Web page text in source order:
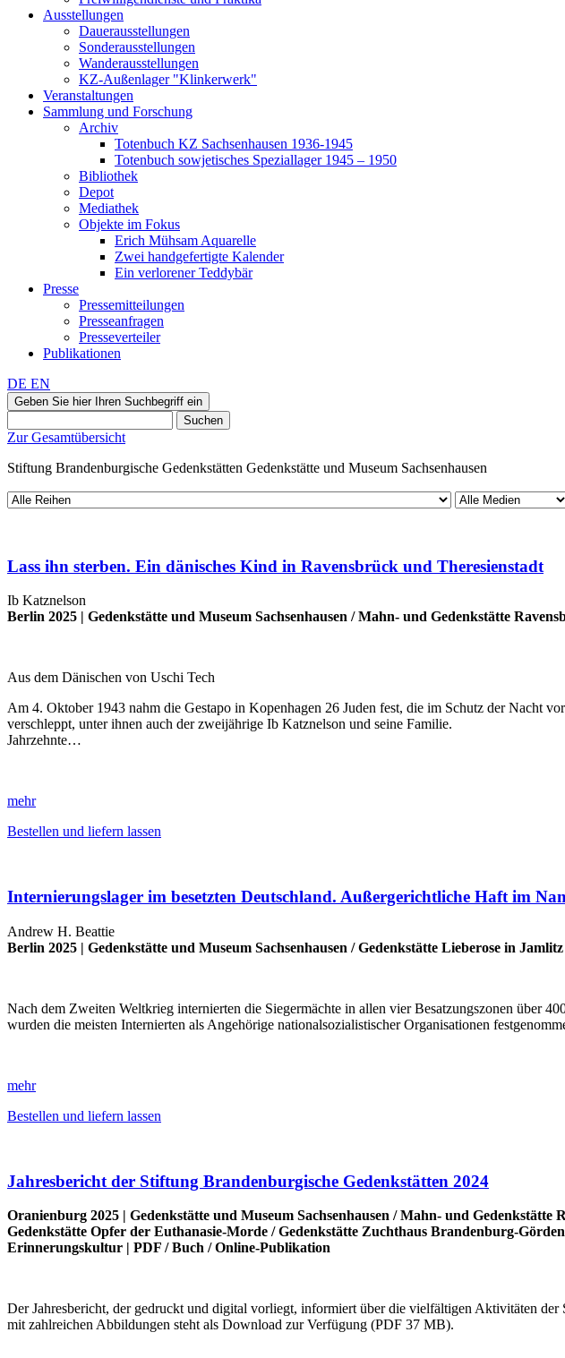
Ausstellungen
Dauerausstellungen
Sonderausstellungen
Wanderausstellungen
KZ-Außenlager "Klinkerwerk"
Veranstaltungen
Sammlung und Forschung
Archiv
Totenbuch KZ Sachsenhausen 1936-1945
Totenbuch sowjetisches Speziallager 1945 – 1950
Bibliothek
Depot
Mediathek
Objekte im Fokus
Erich Mühsam Aquarelle
Zwei handgefertigte Kalender
Ein verlorener Teddybär
Presse
Pressemitteilungen
Presseanfragen
Presseverteiler
Publikationen
DE EN
Geben Sie hier Ihren Suchbegriff ein
Suchen
Zur Gesamtübersicht
Stiftung Brandenburgische Gedenkstätten Gedenkstätte und Museum Sachsenhausen
Lass ihn sterben. Ein dänisches Kind in Ravensbrück und Theresienstadt
Ib Katznelson
Berlin 2025 | Gedenkstätte und Museum Sachsenhausen /Mahn- und Gedenkstätte
Aus dem Dänischen von Uschi Tech
Am 4. Oktober 1943 nahm die Gestapo in Kopenhagen 26 Juden fest, die im Schutz der Nacht
verschleppt, unter ihnen auch der zweijährige Ib Katznelson und seine Familie.
Jahrzehnte…
mehr
Bestellen und liefern lassen
Internierungslager im besetzten Deutschland. Außergerichtliche Haft im
Andrew H. Beattie
Berlin 2025 | Gedenkstätte und Museum Sachsenhausen /Gedenkstätte Lieberose in Jamlitz
Nach dem Zweiten Weltkrieg internierten die Siegermächte in allen vier Besatzungszonen über
wurden die meisten Internierten als Angehörige nationalsozialistischer Organisationen
mehr
Bestellen und liefern lassen
Jahresbericht der Stiftung Brandenburgische Gedenkstätten 2024
Oranienburg 2025 | Gedenkstätte und Museum Sachsenhausen /Mahn- und Gedenkstätte
Gedenkstätte Opfer der Euthanasie-Morde /Gedenkstätte Zuchthaus Brandenburg-Görden
Erinnerungskultur | PDF /Buch /Online-Publikation
Der Jahresbericht, der gedruckt und digital vorliegt, informiert über die vielfältigen Aktivitäten
mit zahlreichen Abbildungen steht als Download zur Verfügung (PDF 37 MB).